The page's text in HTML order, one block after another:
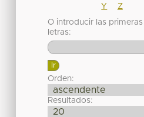
Y
Z
O introducir las primeras
letras:
Orden:
Resultados: